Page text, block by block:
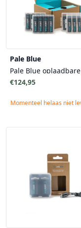
Pale Blue
€124,95
Momenteel helaas niet